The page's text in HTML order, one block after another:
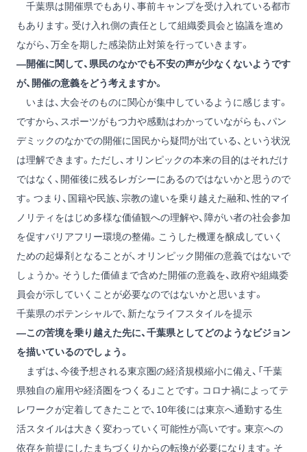
千葉県は開催県でもあり、事前キャンプを受け入れている都市
もあります。受け入れ側の責任として組織委員会と協議を進め
ながら、万全を期した感染防止対策を行っていきます。
―開催に関して、県民のなかでも不安の声が少なくないようです
が、開催の意義をどう考えますか。
いまは、大会そのものに関心が集中しているように感じます。
ですから、スポーツがもつ力や感動はわかっていながらも、パン
デミックのなかでの開催に国民から疑問が出ている、という状況
は理解できます。ただし、オリンピックの本来の目的はそれだけ
ではなく、開催後に残るレガシーにあるのではないかと思うので
す。つまり、国籍や民族、宗教の違いを乗り越えた融和、性的マイ
ノリティをはじめ多様な価値観への理解や、障がい者の社会参加
を促すバリアフリー環境の整備。こうした機運を醸成していく
ための起爆剤となることが、オリンピック開催の意義ではないで
しょうか。そうした価値まで含めた開催の意義を、政府や組織委
員会が示していくことが必要なのではないかと思います。
千葉県のポテンシャルで、新たなライフスタイルを提示
―この苦境を乗り越えた先に、千葉県としてどのようなビジョン
を描いているのでしょう。
まずは、今後予想される東京圏の経済規模縮小に備え、「千葉
県独自の雇用や経済圏をつくる」ことです。コロナ禍によってテ
レワークが定着してきたことで、10年後には東京へ通勤する生
活スタイルは大きく変わっていく可能性が高いです。東京への
依存を前提にしたまちづくりからの転換が必要になります。そ